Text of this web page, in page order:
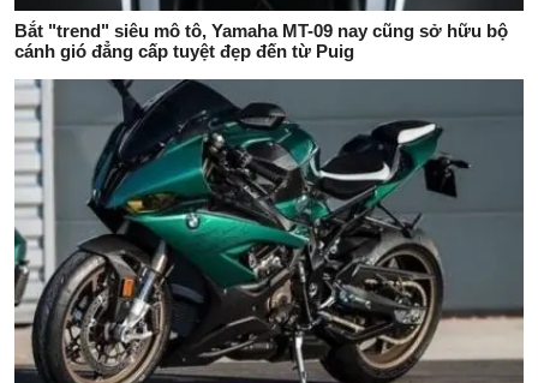
Bắt "trend" siêu mô tô, Yamaha MT-09 nay cũng sở hữu bộ
cánh gió đẳng cấp tuyệt đẹp đến từ Puig